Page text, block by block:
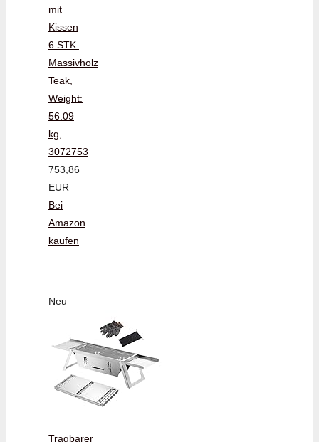
mit
Kissen
6 STK.
Massivholz
Teak,
Weight:
56.09
kg,
3072753
753,86
EUR
Bei
Amazon
kaufen
Neu
Tragbarer